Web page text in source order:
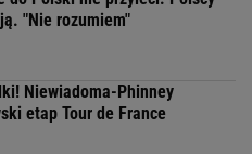
"Nie rozumiem"
Niewiadoma-Phinney
etap Tour de France